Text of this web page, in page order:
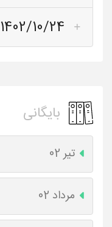
1402/10/24
بایگانی
تیر 02
مرداد 02